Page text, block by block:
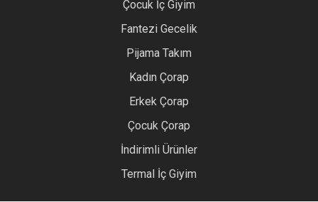
Çocuk İç Giyim
Fantezi Gecelik
Pijama Takım
Kadın Çorap
Erkek Çorap
Çocuk Çorap
İndirimli Ürünler
Termal İç Giyim